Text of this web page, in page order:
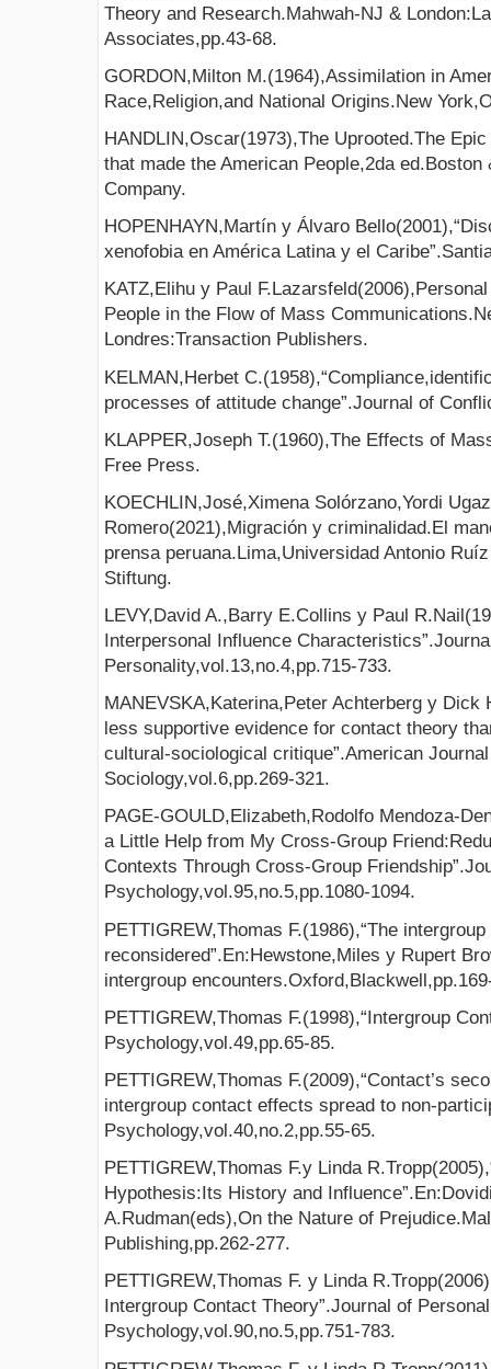
Theory and Research.Mahwah-NJ &
Associates,pp.43-68.
GORDON,Milton M.(1964),Assimilation in
Race,Religion,and National Origins.New
HANDLIN,Oscar(1973),The Uprooted.The
that made the American People,2da ed.Boston
Company.
HOPENHAYN,Martín y Álvaro
xenofobia en América Latina y el
KATZ,Elihu y Paul
People in the Flow of Mass
Londres:Transaction Publishers.
KELMAN,Herbet
processes of attitude change”.Journal of
KLAPPER,Joseph T.(1960),The Effects of
Free Press.
KOECHLIN,José,Ximena Solórzano,Yordi
Romero(2021),Migración y criminalidad.El
prensa peruana.Lima,Universidad Antonio
Stiftung.
LEVY,David A.,Barry E.Collins y Paul
Interpersonal Influence
Personality,vol.13,no.4,pp.715-733.
MANEVSKA,Katerina,Peter Achterberg y Dick
less supportive evidence for contact theory
cultural-sociological critique”.American
Sociology,vol.6,pp.269-321.
PAGE-GOULD,Elizabeth,Rodolfo Mendoza-
a Little Help from My Cross-Group
Contexts Through Cross-Group
Psychology,vol.95,no.5,pp.1080-1094.
PETTIGREW,Thomas F.(1986),“The
reconsidered”.En:Hewstone,Miles y Rupert
intergroup
PETTIGREW,Thomas F.(1998),“Intergroup
Psychology,vol.49,pp.65-85.
PETTIGREW,Thomas F.(2009),“Contact’s
intergroup contact effects spread to non-
Psychology,vol.40,no.2,pp.55-65.
PETTIGREW,Thomas F.y Linda
Hypothesis:Its History and
A.Rudman(eds),On the Nature of
Publishing,pp.262-277.
PETTIGREW,Thomas F. y Linda
Intergroup Contact Theory”.Journal of
Psychology,vol.90,no.5,pp.751-783.